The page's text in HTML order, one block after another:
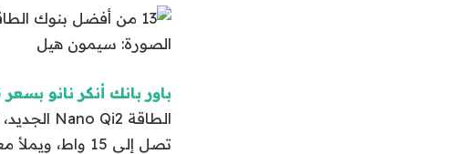
الصورة: سيمون هيل
باور بانك أنكر نانو بسعر 55 دولار